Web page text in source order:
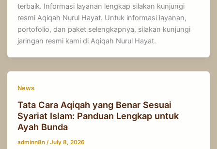
terbaik. Informasi layanan lengkap silakan kunjungi
resmi Aqiqah Nurul Hayat. Untuk informasi layanan,
portofolio, dan paket selengkapnya, silakan kunjungi
jaringan resmi kami di Aqiqah Nurul Hayat.
News
Tata Cara Aqiqah yang Benar Sesuai
Syariat Islam: Panduan Lengkap untuk
Ayah Bunda
adminn8n/July 8, 2026